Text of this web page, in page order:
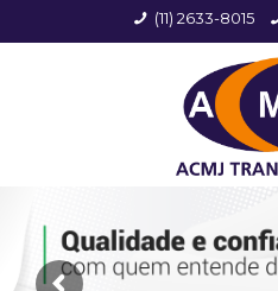
(11) 2633-8015